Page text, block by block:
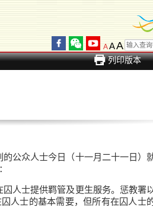
AAA
列印版本
公众人士今日（十一月二十一日）
人士提供羁管及更生服务。惩教署以
人士的基本需要，但所有在囚人士